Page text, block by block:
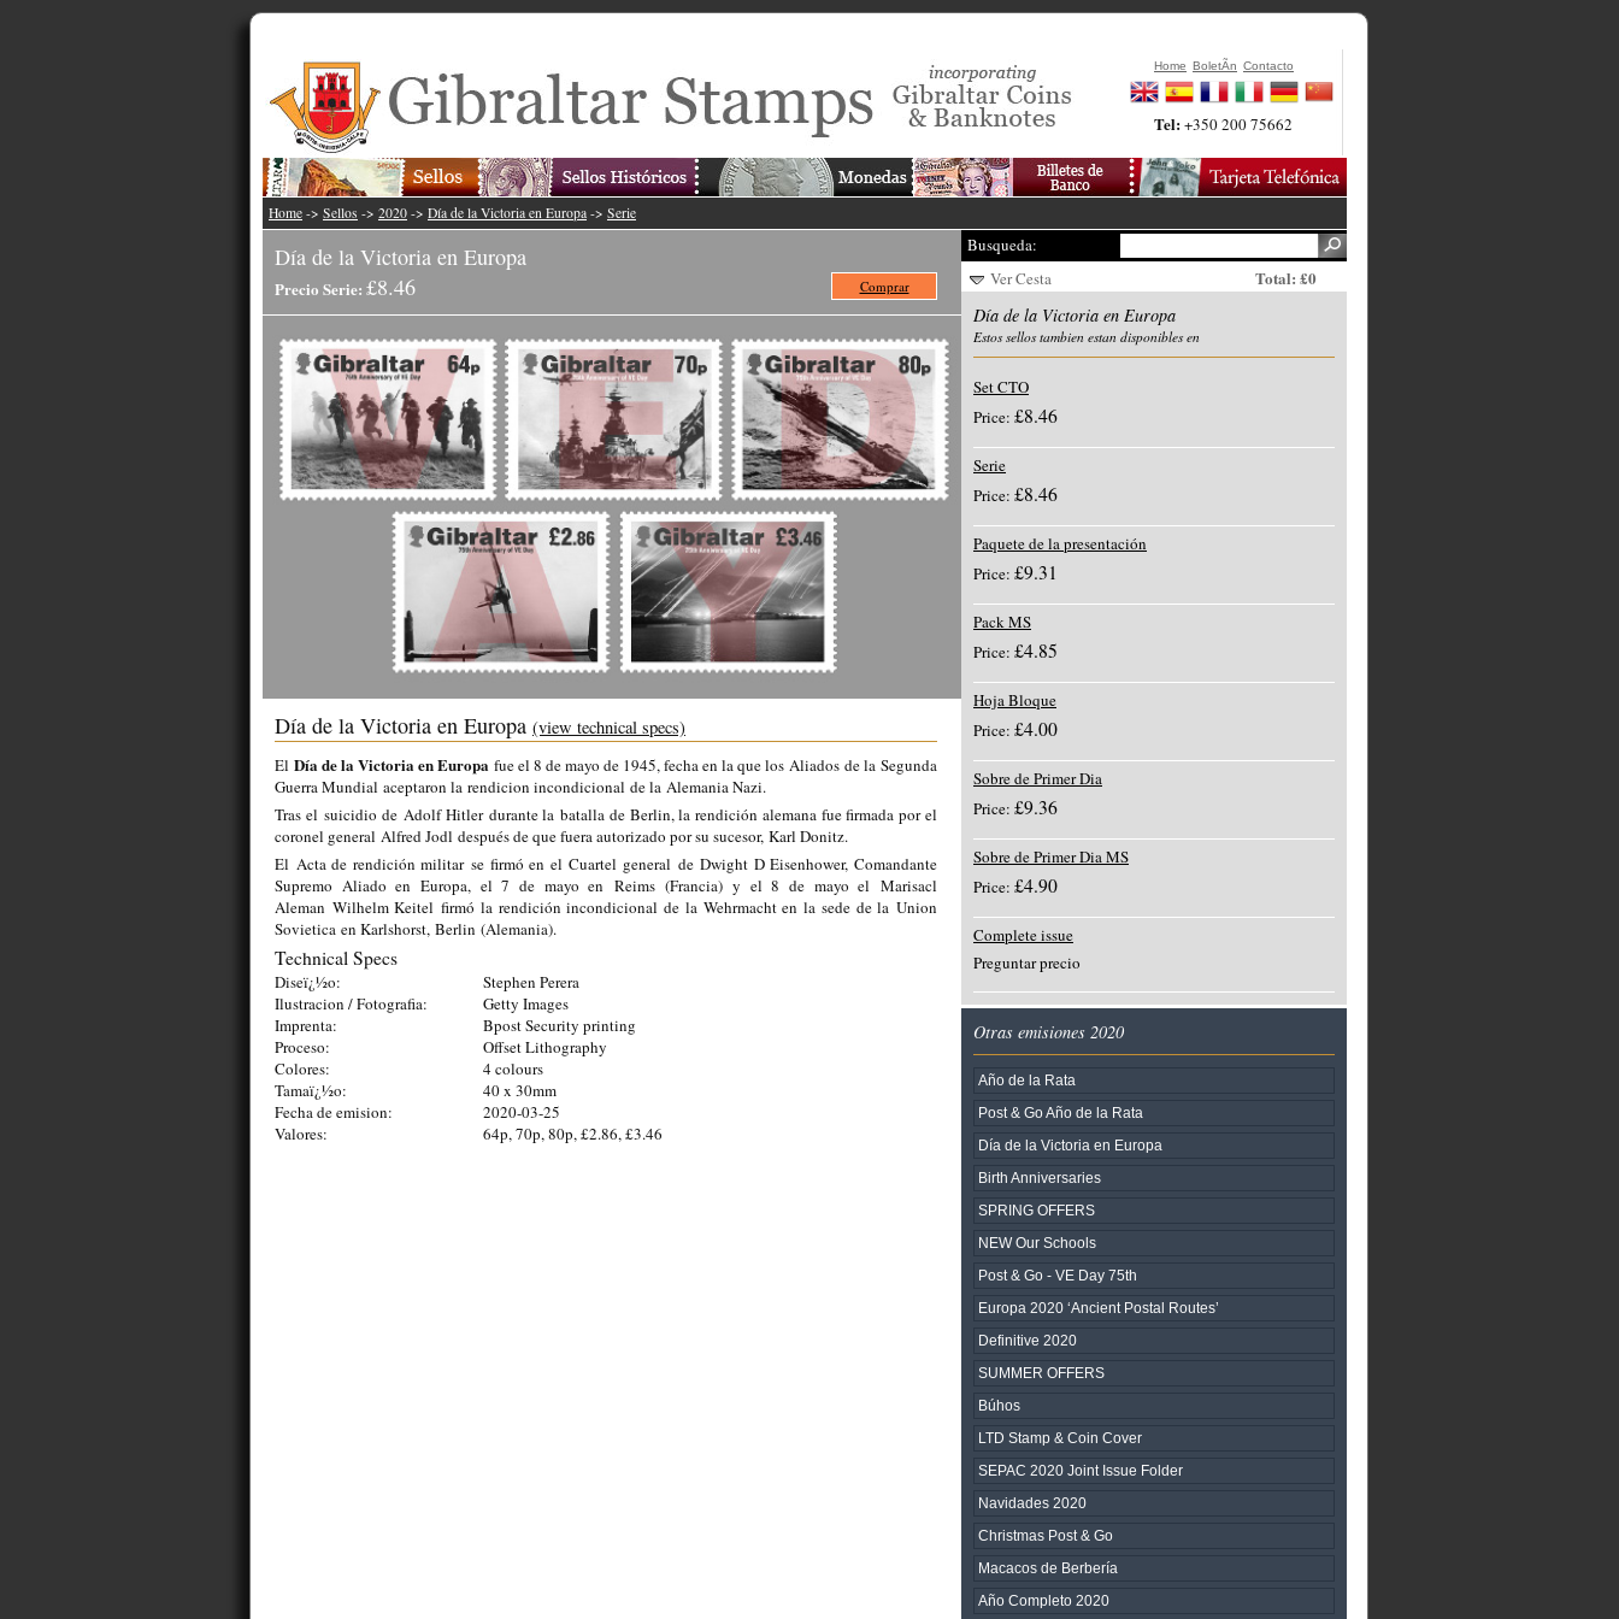
Home BoletÃ­n Contacto
Tel:+350 200 75662
Home -> Sellos -> 2020 -> Día de la Victoria en Europa -> Serie
Día de la Victoria en Europa
Precio Serie: £8.46 Comprar
Día de la Victoria en Europa (view technical specs)
El Día de la Victoria en Europa fue el 8 de mayo de 1945, fecha en la que los Aliados de la Segunda
Guerra Mundial aceptaron la rendicion incondicional de la Alemania Nazi.
Tras el suicidio de Adolf Hitler durante la batalla de Berlin, la rendición alemana fue firmada por el
coronel general Alfred Jodl después de que fuera autorizado por su sucesor, Karl Donitz.
El Acta de rendición militarse firmó en el Cuartel general de Dwight D Eisenhower, Comandante
Supremo Aliado en Europa, el 7 de mayo en Reims (Francia) y el 8 de mayo el Marisacl
Aleman Wilhelm Keitel firmó la rendición incondicional de la Wehrmacht en la sede de la Union
Sovietica en Karlshorst, Berlin (Alemania).
Technical Specs
Diseï¿½o:
Stephen Perera
Ilustracion / Fotografia:
Getty Images
Imprenta:
Bpost Security printing
Proceso:
Offset Lithography
Colores:
4 colours
Tamaï¿½o:
40 x 30mm
Fecha de emision:
2020-03-25
Valores:
64p, 70p, 80p, £2.86, £3.46
Busqueda:
Ver Cesta
Total: £0
Día de la Victoria en Europa
Estos sellos tambien estan disponibles en
Set CTO
Price: £8.46
Serie
Price: £8.46
Paquete de la presentación
Price: £9.31
Pack MS
Price: £4.85
Hoja Bloque
Price: £4.00
Sobre de Primer Dia
Price: £9.36
Sobre de Primer Dia MS
Price: £4.90
Complete issue
Preguntar precio
Otras emisiones 2020
Año de la Rata
Post & Go Año de la Rata
Día de la Victoria en Europa
Birth Anniversaries
SPRING OFFERS
NEW Our Schools
Post & Go - VE Day 75th
Europa 2020 ‘Ancient Postal Routes’
Definitive 2020
SUMMER OFFERS
Búhos
LTD Stamp & Coin Cover
SEPAC 2020 Joint Issue Folder
Navidades 2020
Christmas Post & Go
Macacos de Berbería
Año Completo 2020